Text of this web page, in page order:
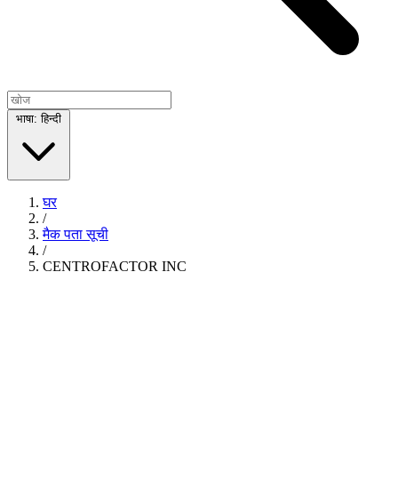
भाषा: हिन्दी
घर
/
मैक पता सूची
/
CENTROFACTOR INC